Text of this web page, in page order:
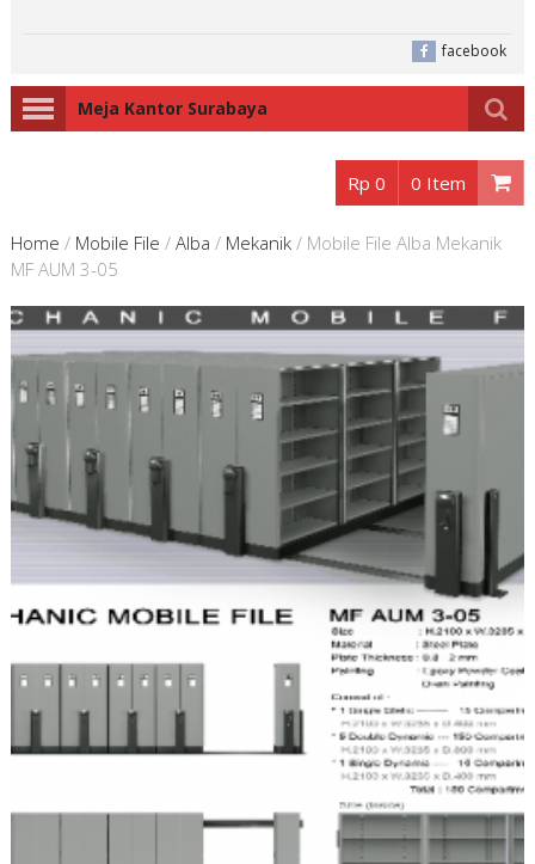
facebook
Meja Kantor Surabaya
Rp 0 0 Item
Home / Mobile File / Alba / Mekanik/ Mobile File Alba Mekanik
MF AUM 3-05